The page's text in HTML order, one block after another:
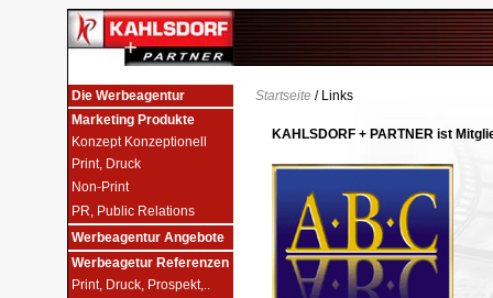
Die Werbeagentur
Marketing Produkte
Konzept Konzeptionell
Print, Druck
Non-Print
PR, Public Relations
Werbeagentur Angebote
Werbeagetur Referenzen
Print, Druck, Prospekt,..
Startseite / Links
KAHLSDORF + PARTNER ist